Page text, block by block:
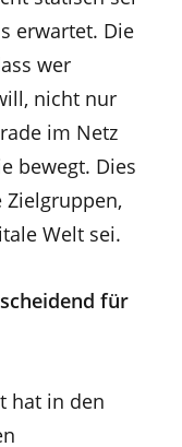
erwartet. Die
wer
nicht nur
im Netz
bewegt. Dies
Welt sei.
für
hat in den